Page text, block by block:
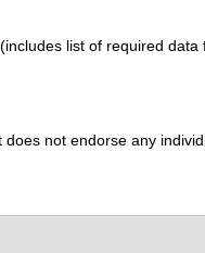
(includes list of required data
not endorse any